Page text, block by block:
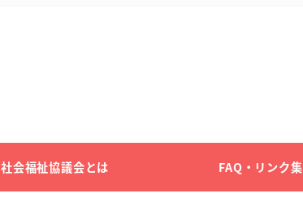
社会福祉協議会とは FAQ・リンク集